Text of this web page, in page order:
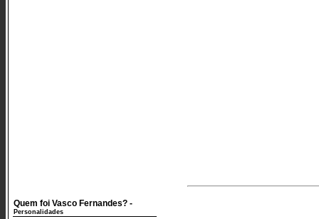
Quem foi Vasco Fernandes? -
Personalidades